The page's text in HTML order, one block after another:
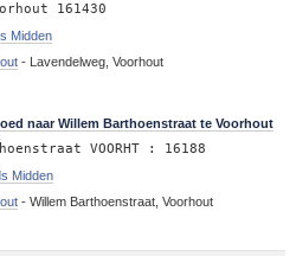
161430
Midden
- Lavendelweg, Voorhout
naar Willem Barthoenstraat te Voorhout
VOORHT : 16188
Midden
- Willem Barthoenstraat, Voorhout